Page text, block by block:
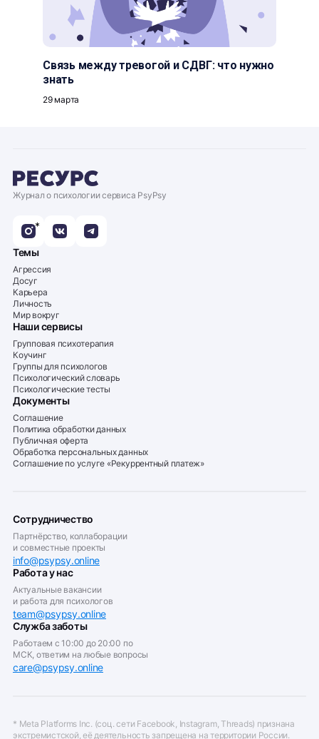
Связь между тревогой и СДВГ: что нужно
знать
29 марта
Журнал о психологии сервиса PsyPsy
*
Темы
Агрессия
Досуг
Карьера
Личность
Мир вокруг
Наши сервисы
Групповая психотерапия
Коучинг
Группы для психологов
Психологический словарь
Психологические тесты
Документы
Соглашение
Политика обработки данных
Публичная оферта
Обработка персональных данных
Соглашение по услуге «Рекуррентный платеж»
Сотрудничество
Партнёрство, коллаборации
и совместные проекты
info@psypsy.online
Работа у нас
Актуальные вакансии
и работа для психологов
team@psypsy.online
Служба заботы
Работаем с 10:00 до 20:00 по
МСК, ответим на любые вопросы
care@psypsy.online
* Meta Platforms Inc. (соц. сети Facebook, Instagram, Threads) признана
экстремистской, её деятельность запрещена на территории России.